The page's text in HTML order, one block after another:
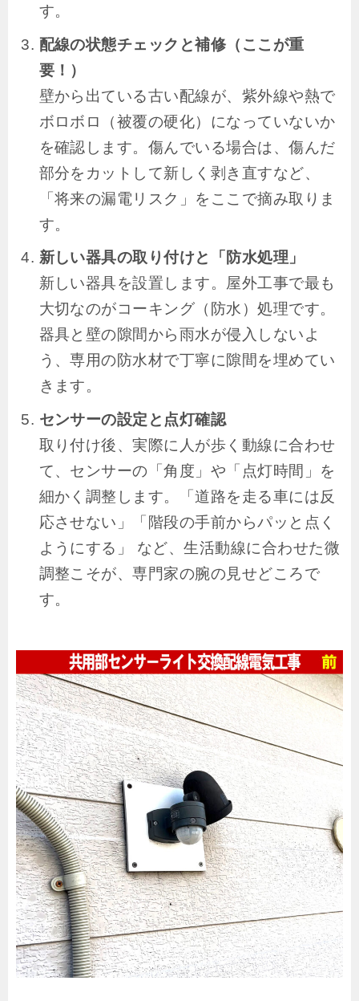
す。
配線の状態チェックと補修（ここが重
要！）
壁から出ている古い配線が、紫外線や熱で
ボロボロ（被覆の硬化）になっていないか
を確認します。傷んでいる場合は、傷んだ
部分をカットして新しく剥き直すなど、
「将来の漏電リスク」をここで摘み取りま
す。
新しい器具の取り付けと「防水処理」
新しい器具を設置します。屋外工事で最も
大切なのがコーキング（防水）処理です。
器具と壁の隙間から雨水が侵入しないよ
う、専用の防水材で丁寧に隙間を埋めてい
きます。
センサーの設定と点灯確認
取り付け後、実際に人が歩く動線に合わせ
て、センサーの「角度」や「点灯時間」を
細かく調整します。「道路を走る車には反
応させない」「階段の手前からパッと点く
ようにする」 など、生活動線に合わせた微
調整こそが、専門家の腕の見せどころで
す。